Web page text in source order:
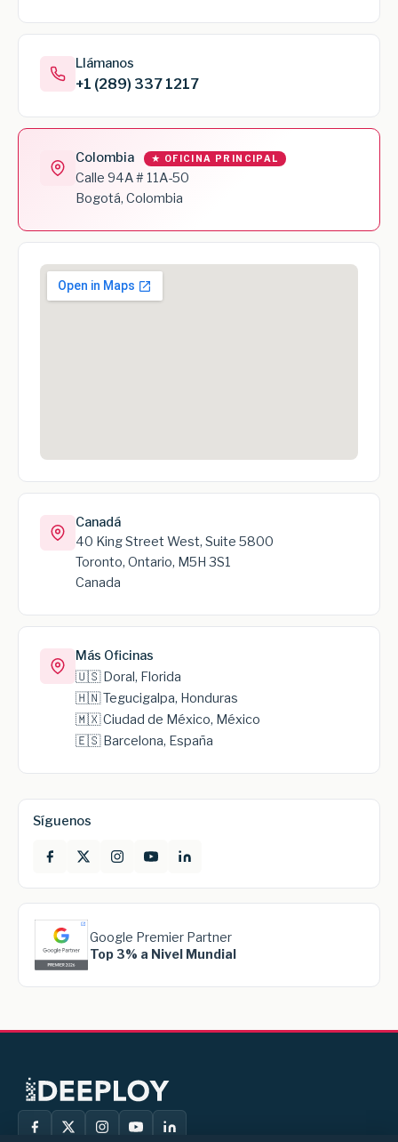
Llámanos
+1 (289) 337 1217
Colombia ★ OFICINA PRINCIPAL
Calle 94A # 11A-50
Bogotá, Colombia
Canadá
40 King Street West, Suite 5800
Toronto, Ontario, M5H 3S1
Canada
Más Oficinas
🇺🇸 Doral, Florida
🇭🇳 Tegucigalpa, Honduras
🇲🇽 Ciudad de México, México
🇪🇸 Barcelona, España
Síguenos
Google Premier Partner
Top 3% a Nivel Mundial